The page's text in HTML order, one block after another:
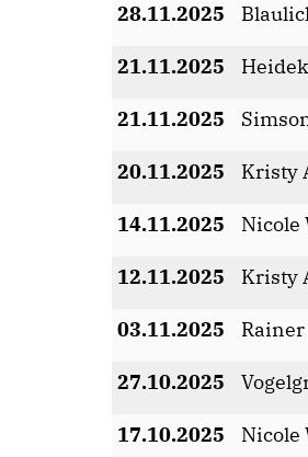
28.11.2025
21.11.2025
21.11.2025
20.11.2025 Kristy
14.11.2025 Nicole
12.11.2025 Kristy
03.11.2025
27.10.2025
17.10.2025 Nicole